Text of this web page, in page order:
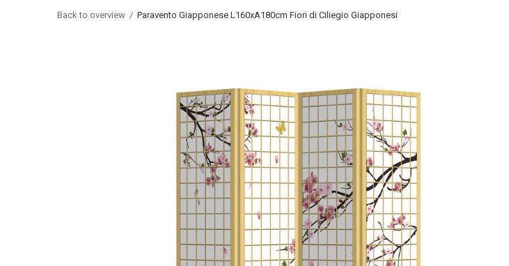
Back to overview Paravento Giapponese L160xA180cm Fiori di Ciliegio Giapponesi